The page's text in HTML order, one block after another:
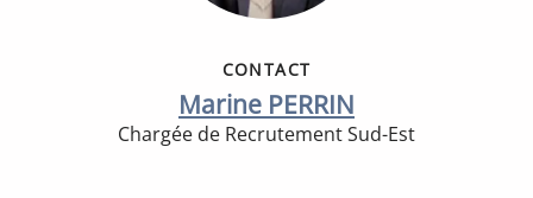
CONTACT
Marine PERRIN
Chargée de Recrutement Sud-Est